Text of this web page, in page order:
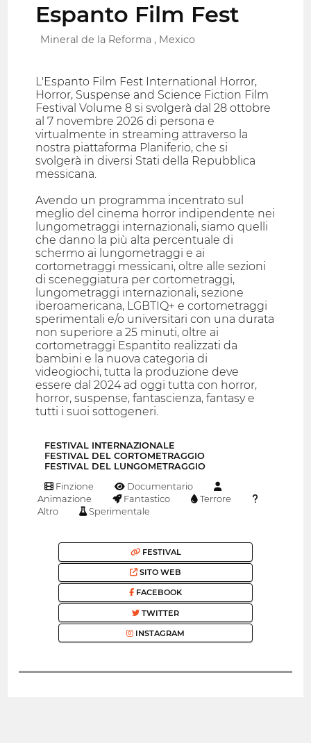
Espanto Film Fest
Mineral de la Reforma , Mexico
L'Espanto Film Fest International Horror,
Horror, Suspense and Science Fiction Film
Festival Volume 8 si svolgerà dal 28 ottobre
al 7 novembre 2026 di persona e
virtualmente in streaming attraverso la
nostra piattaforma Planiferio, che si
svolgerà in diversi Stati della Repubblica
messicana.
Avendo un programma incentrato sul
meglio del cinema horror indipendente nei
lungometraggi internazionali, siamo quelli
che danno la più alta percentuale di
schermo ai lungometraggi e ai
cortometraggi messicani, oltre alle sezioni
di sceneggiatura per cortometraggi,
lungometraggi internazionali, sezione
iberoamericana, LGBTIQ+ e cortometraggi
sperimentali e/o universitari con una durata
non superiore a 25 minuti, oltre ai
cortometraggi Espantito realizzati da
bambini e la nuova categoria di
videogiochi, tutta la produzione deve
essere dal 2024 ad oggi tutta con horror,
horror, suspense, fantascienza, fantasy e
tutti i suoi sottogeneri.
FESTIVAL INTERNAZIONALE
FESTIVAL DEL CORTOMETRAGGIO
FESTIVAL DEL LUNGOMETRAGGIO
Finzione
Documentario
Animazione
Fantastico
Terrore
Altro
Sperimentale
FESTIVAL
SITO WEB
FACEBOOK
TWITTER
INSTAGRAM